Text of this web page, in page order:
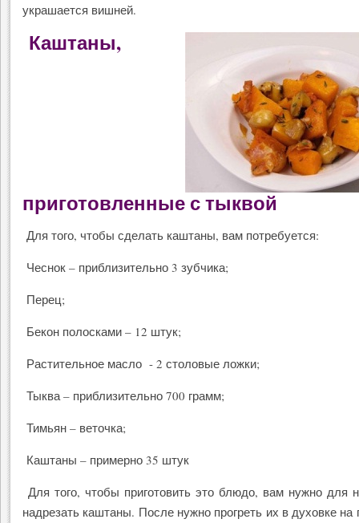
украшается вишней.
Каштаны,
приготовленные с тыквой
Для того, чтобы сделать каштаны, вам потребуется:
Чеснок – приблизительно 3 зубчика;
Перец;
Бекон полосками – 12 штук;
Растительное масло - 2 столовые ложки;
Тыква – приблизительно 700 грамм;
Тимьян – веточка;
Каштаны – примерно 35 штук
Для того, чтобы приготовить это блюдо, вам нужно для
надрезать каштаны. После нужно прогреть их в духовке на